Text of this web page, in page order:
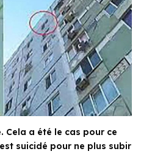
Cela a été le cas pour ce
suicidé pour ne plus subir